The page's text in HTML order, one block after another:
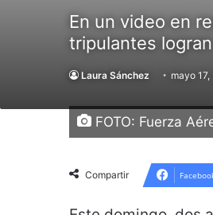
En un video en
tripulantes
Laura Sánchez mayo
FOTO: Fuerza
Compartir